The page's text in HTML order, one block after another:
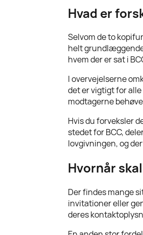
Hvad er
Selvom de to
helt grundlæggende
hvem der er sat i
I overvejelserne
det er vigtigt for
modtagerne
Hvis du forveksler
stedet for BCC,
lovgivningen, og
Hvornår
Der findes mange
invitationer eller
deres